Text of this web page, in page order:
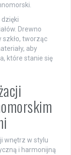
Drewno
szkło, tworząc
aby
które stanie się
wnętrz w stylu
i harmonijną